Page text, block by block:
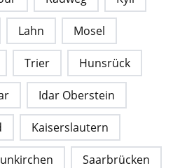
Lahn Mosel
Trier Hunsrück
Idar Oberstein
Kaiserslautern
Saarbrücken